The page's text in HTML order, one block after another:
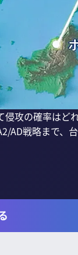
攻の確率はど
AD戦略まで、